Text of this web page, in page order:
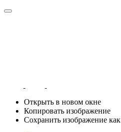
Открыть в новом окне
Копировать изображение
Сохранить изображение как